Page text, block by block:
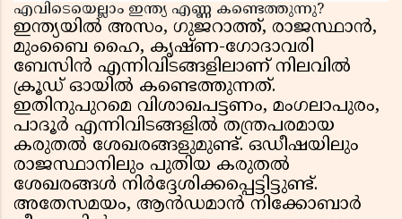
എവിടെയെല്ലാം ഇന്ത്യ എണ്ണ കണ്ടെത്തുന്നു?
ഇന്ത്യയിൽ അസം, ഗുജറാത്ത്, രാജസ്ഥാൻ,
മുംബൈ ഹൈ, കൃഷ്ണ-ഗോദാവരി
ബേസിൻ എന്നിവിടങ്ങളിലാണ് നിലവിൽ
ക്രൂഡ് ഓയിൽ കണ്ടെത്തുന്നത്.
ഇതിനുപുറമെ വിശാഖപട്ടണം, മംഗലാപുരം,
പാദൂർ എന്നിവിടങ്ങളിൽ തന്ത്രപരമായ
കരുതൽ ശേഖരങ്ങളുമുണ്ട്. ഒഡീഷയിലും
രാജസ്ഥാനിലും പുതിയ കരുതൽ
ശേഖരങ്ങൾ നിർദ്ദേശിക്കപ്പെട്ടിട്ടുണ്ട്.
അതേസമയം, ആൻഡമാൻ നിക്കോബാർ